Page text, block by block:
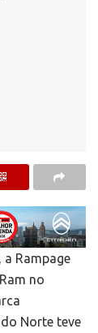
Rampage
no
Norte teve